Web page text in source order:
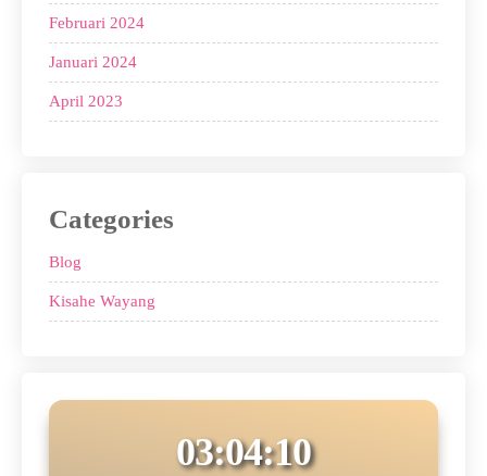
Februari 2024
Januari 2024
April 2023
Categories
Blog
Kisahe Wayang
03:04:11